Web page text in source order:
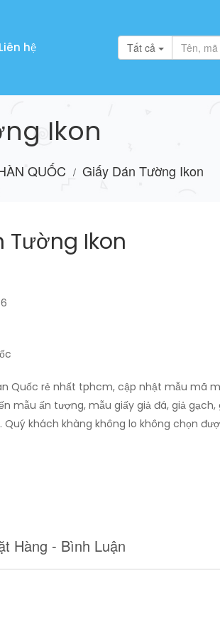
Liên hệ Tất cả
Ikon
QUỐC / Giấy Dán Tường Ikon
Tường Ikon
Quốc rẻ nhất tphcm, cập nhật mẫu mã
mẫu ấn tượng, mẫu giấy giả đá, giả
Quý khách khàng không lo không chọn
Hàng - Bình Luận